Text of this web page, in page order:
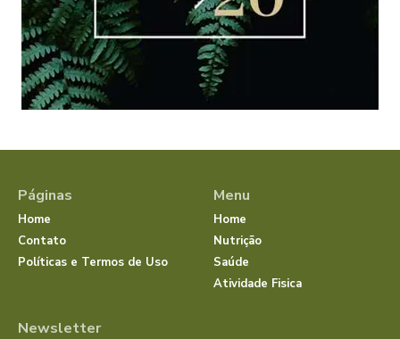
Páginas
Home
Contato
Políticas e Termos de Uso
Menu
Home
Nutrição
Saúde
Atividade Fisica
Newsletter